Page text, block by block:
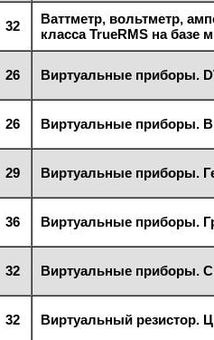
32
Ваттметр, вольтметр,
класса TrueRMS на базе
26 Виртуальные приборы.
26 Виртуальные приборы.
29 Виртуальные приборы.
36 Виртуальные приборы.
32 Виртуальные приборы.
32 Виртуальный резистор.